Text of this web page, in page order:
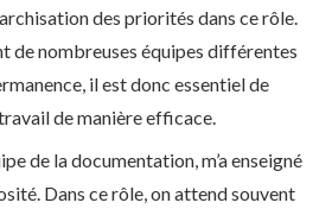
des priorités dans ce rôle.
de nombreuses équipes différentes
il est donc essentiel de
de manière efficace.
de la documentation, m’a enseigné
Dans ce rôle, on attend souvent